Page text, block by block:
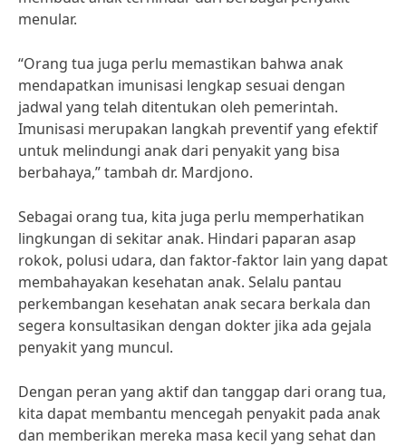
menular.
“Orang tua juga perlu memastikan bahwa anak
mendapatkan imunisasi lengkap sesuai dengan
jadwal yang telah ditentukan oleh pemerintah.
Imunisasi merupakan langkah preventif yang efektif
untuk melindungi anak dari penyakit yang bisa
berbahaya,” tambah dr. Mardjono.
Sebagai orang tua, kita juga perlu memperhatikan
lingkungan di sekitar anak. Hindari paparan asap
rokok, polusi udara, dan faktor-faktor lain yang dapat
membahayakan kesehatan anak. Selalu pantau
perkembangan kesehatan anak secara berkala dan
segera konsultasikan dengan dokter jika ada gejala
penyakit yang muncul.
Dengan peran yang aktif dan tanggap dari orang tua,
kita dapat membantu mencegah penyakit pada anak
dan memberikan mereka masa kecil yang sehat dan